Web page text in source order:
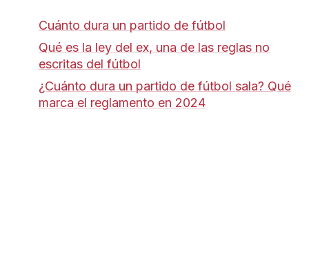
Cuánto dura un partido de fútbol
Qué es la ley del ex, una de las reglas no
escritas del fútbol
¿Cuánto dura un partido de fútbol sala? Qué
marca el reglamento en 2024